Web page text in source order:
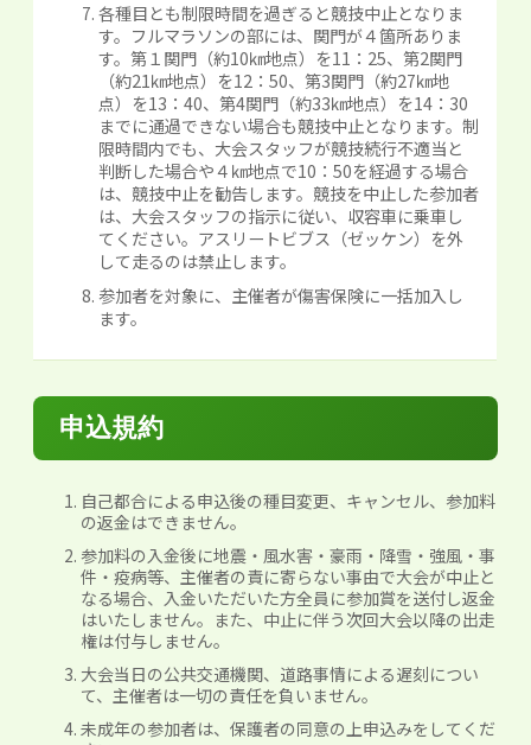
各種目とも制限時間を過ぎると競技中止となりま
す。フルマラソンの部には、関門が４箇所ありま
す。第１関門（約10㎞地点）を11：25、第2関門
（約21㎞地点）を12：50、第3関門（約27㎞地
点）を13：40、第4関門（約33㎞地点）を14：30
までに通過できない場合も競技中止となります。制
限時間内でも、大会スタッフが競技続行不適当と
判断した場合や４㎞地点で10：50を経過する場合
は、競技中止を勧告します。競技を中止した参加者
は、大会スタッフの指示に従い、収容車に乗車し
てください。アスリートビブス（ゼッケン）を外
して走るのは禁止します。
参加者を対象に、主催者が傷害保険に一括加入し
ます。
申込規約
自己都合による申込後の種目変更、キャンセル、参加料
の返金はできません。
参加料の入金後に地震・風水害・豪雨・降雪・強風・事
件・疫病等、主催者の責に寄らない事由で大会が中止と
なる場合、入金いただいた方全員に参加賞を送付し返金
はいたしません。また、中止に伴う次回大会以降の出走
権は付与しません。
大会当日の公共交通機関、道路事情による遅刻につい
て、主催者は一切の責任を負いません。
未成年の参加者は、保護者の同意の上申込みをしてくだ